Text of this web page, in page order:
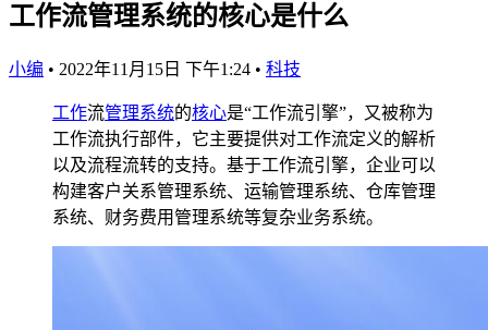
工作流管理系统的核心是什么
小编 • 2022年11月15日 下午1:24 • 科技
工作流管理系统的核心是“工作流引擎”，又被称为
工作流执行部件，它主要提供对工作流定义的解析
以及流程流转的支持。基于工作流引擎，企业可以
构建客户关系管理系统、运输管理系统、仓库管理
系统、财务费用管理系统等复杂业务系统。